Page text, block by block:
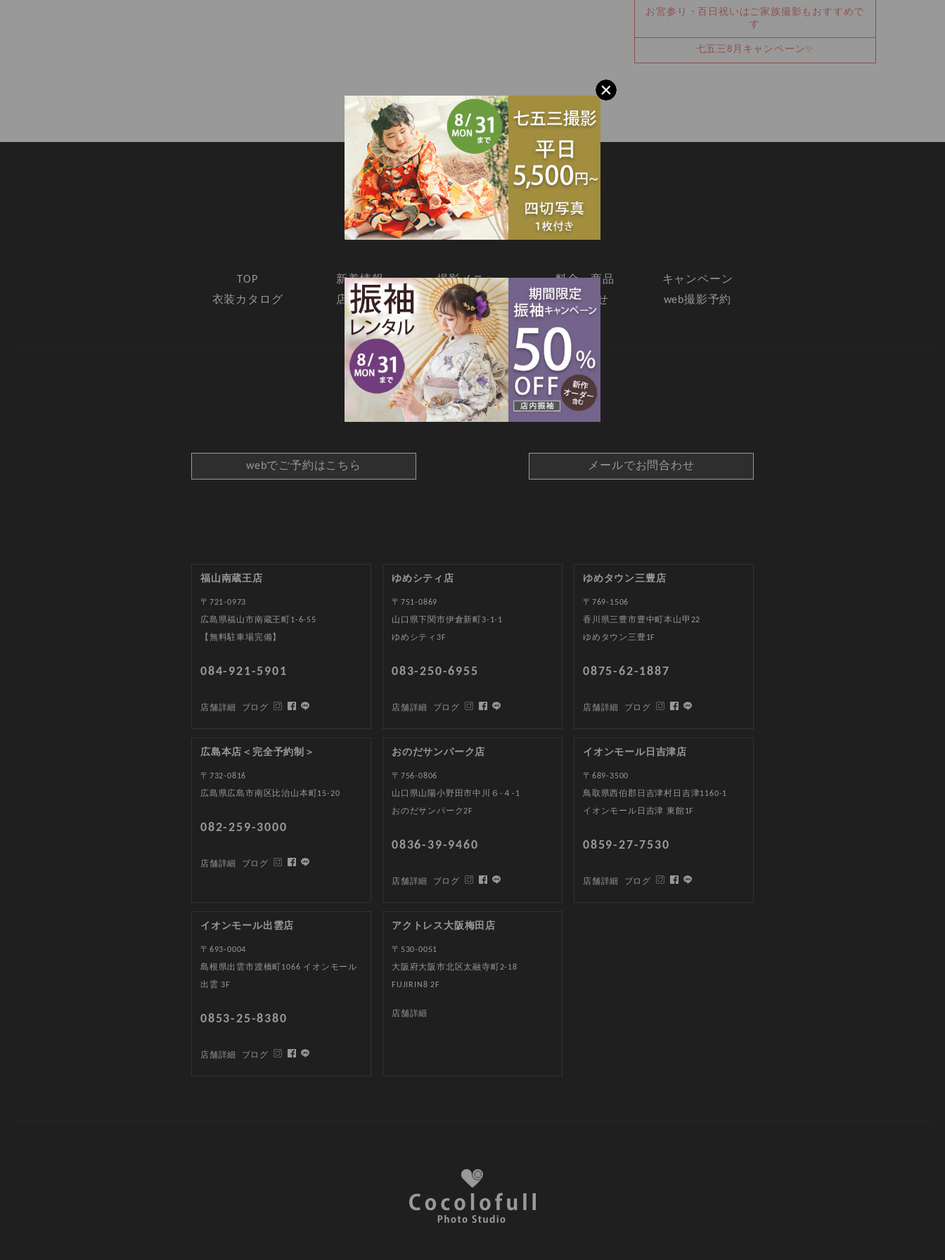
お宮参り・百日祝いはご家族撮影もおすすめで
す
七五三8月キャンペーン✨
SITEMAP
TOP 新着情報 撮影メニュー 料金・商品
キャンペーン
衣装カタログ
店舗情報 よくあるご質問 お問合せ web撮影予約
CONTACT
webでご予約はこちら メールでお問合わせ
福山南蔵王店
〒721-0973
広島県福山市南蔵王町1-6-55
【無料駐車場完備】
084-921-5901
店舗詳細 ブログ
ゆめシティ店
〒751-0869
山口県下関市伊倉新町3-1-1
ゆめシティ3F
083-250-6955
店舗詳細 ブログ
ゆめタウン三豊店
〒769-1506
香川県三豊市豊中町本山甲22
ゆめタウン三豊1F
0875-62-1887
店舗詳細 ブログ
広島本店＜完全予約制＞
〒732-0816
広島県広島市南区比治山本町15-20
082-259-3000
店舗詳細 ブログ
おのだサンパーク店
〒756-0806
山口県山陽小野田市中川６-４-1
おのだサンパーク2F
0836-39-9460
店舗詳細 ブログ
イオンモール日吉津店
〒689-3500
鳥取県西伯郡日吉津村日吉津1160-1
イオンモール日吉津 東館1F
0859-27-7530
店舗詳細 ブログ
イオンモール出雲店
〒693-0004
島根県出雲市渡橋町1066 イオンモール
出雲 3F
0853-25-8380
店舗詳細 ブログ
アクトレス大阪梅田店
〒530-0051
大阪府大阪市北区太融寺町2-18
FUJIRIN8 2F
店舗詳細